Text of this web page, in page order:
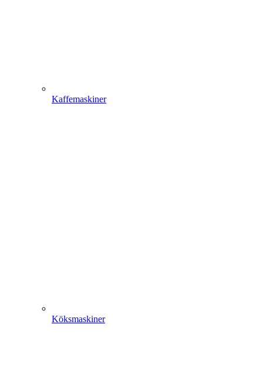
Kaffemaskiner
Köksmaskiner